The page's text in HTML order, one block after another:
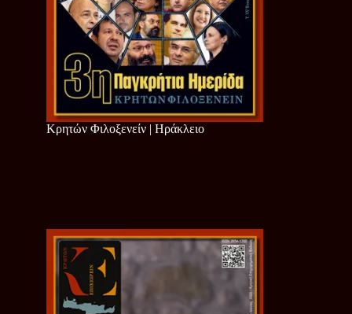
Κρητών Φιλοξενείν | Ηράκλειο